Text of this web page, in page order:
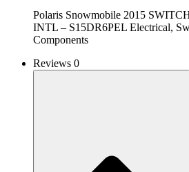
Polaris Snowmobile 2015
INTL – S15DR6PEL Electrical,
Components
Reviews 0